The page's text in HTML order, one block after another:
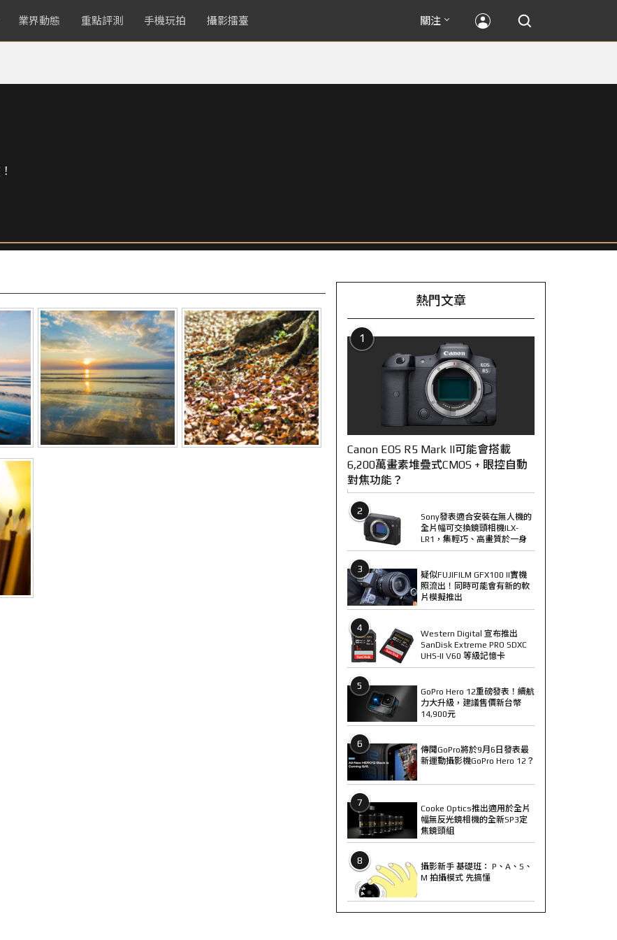
業界動態 重點評測 手機玩拍 攝影擂臺 關注
熱門文章
1
Canon EOS R5 Mark II可能會搭載
6,200萬畫素堆疊式CMOS + 眼控自動
對焦功能？
2
Sony發表適合安裝在無人機的
全片幅可交換鏡頭相機ILX-
LR1，集輕巧、高畫質於一身
3
疑似FUJIFILM GFX100 II實機
照流出！同時可能會有新的軟
片模擬推出
4
Western Digital 宣布推出
SanDisk Extreme PRO SDXC
UHS-II V60 等級記憶卡
5
GoPro Hero 12重磅發表！續航
力大升級，建議售價新台幣
14,900元
6
傳聞GoPro將於9月6日發表最
新運動攝影機GoPro Hero 12？
7
Cooke Optics推出適用於全片
幅無反光鏡相機的全新SP3定
焦鏡頭組
8
攝影新手 基礎班： P、A、S、
M 拍攝模式 先搞懂